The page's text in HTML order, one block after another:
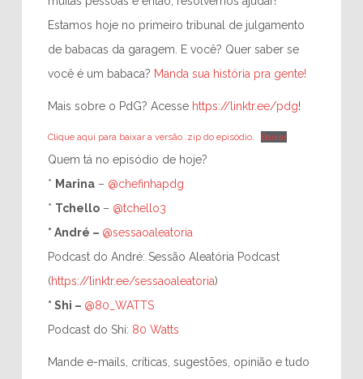
Estamos hoje no primeiro tribunal de julgamento
de babacas da garagem. E você? Quer saber se
você é um babaca? Manda sua história pra gente!
Mais sobre o PdG? Acesse https://linktr.ee/pdg!
Clique aqui para baixar a versão .zip do episódio. Baixar
Quem tá no episódio de hoje?
* Marina– @chefinhapdg
* Tchello– @tchello3
* André – @sessaoaleatoria
Podcast do André: Sessão Aleatória Podcast
(https://linktr.ee/sessaoaleatoria)
* ​Shi – @80_WATTS
Podcast do Shi: 80 Watts
Mande e-mails, críticas, sugestões, opinião e tudo